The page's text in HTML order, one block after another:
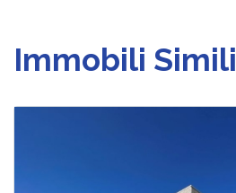
Immobili Simili